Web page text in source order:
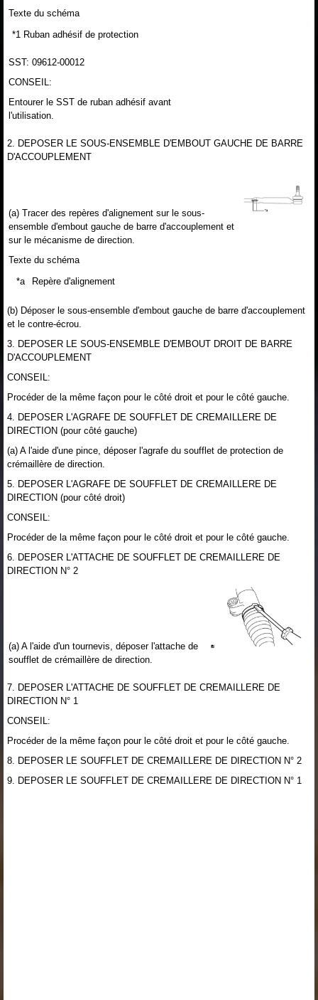
Texte du schéma
*1 Ruban adhésif de protection
SST: 09612-00012
CONSEIL:
Entourer le SST de ruban adhésif avant
l'utilisation.
2. DEPOSER LE SOUS-ENSEMBLE D'EMBOUT GAUCHE DE BARRE
D'ACCOUPLEMENT
(a) Tracer des repères d'alignement sur le sous-
ensemble d'embout gauche de barre d'accouplement et
sur le mécanisme de direction.
Texte du schéma
*a
Repère d'alignement
(b) Déposer le sous-ensemble d'embout gauche de barre d'accouplement
et le contre-écrou.
3. DEPOSER LE SOUS-ENSEMBLE D'EMBOUT DROIT DE BARRE
D'ACCOUPLEMENT
CONSEIL:
Procéder de la même façon pour le côté droit et pour le côté gauche.
4. DEPOSER L'AGRAFE DE SOUFFLET DE CREMAILLERE DE
DIRECTION (pour côté gauche)
(a) A l'aide d'une pince, déposer l'agrafe du soufflet de protection de
crémaillère de direction.
5. DEPOSER L'AGRAFE DE SOUFFLET DE CREMAILLERE DE
DIRECTION (pour côté droit)
CONSEIL:
Procéder de la même façon pour le côté droit et pour le côté gauche.
6. DEPOSER L'ATTACHE DE SOUFFLET DE CREMAILLERE DE
DIRECTION N° 2
(a) A l'aide d'un tournevis, déposer l'attache de
soufflet de crémaillère de direction.
7. DEPOSER L'ATTACHE DE SOUFFLET DE CREMAILLERE DE
DIRECTION N° 1
CONSEIL:
Procéder de la même façon pour le côté droit et pour le côté gauche.
8. DEPOSER LE SOUFFLET DE CREMAILLERE DE DIRECTION N° 2
9. DEPOSER LE SOUFFLET DE CREMAILLERE DE DIRECTION N° 1